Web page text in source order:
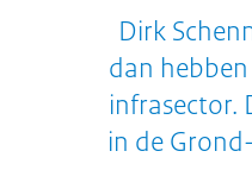
Dirk
dan
infrasector.
in de